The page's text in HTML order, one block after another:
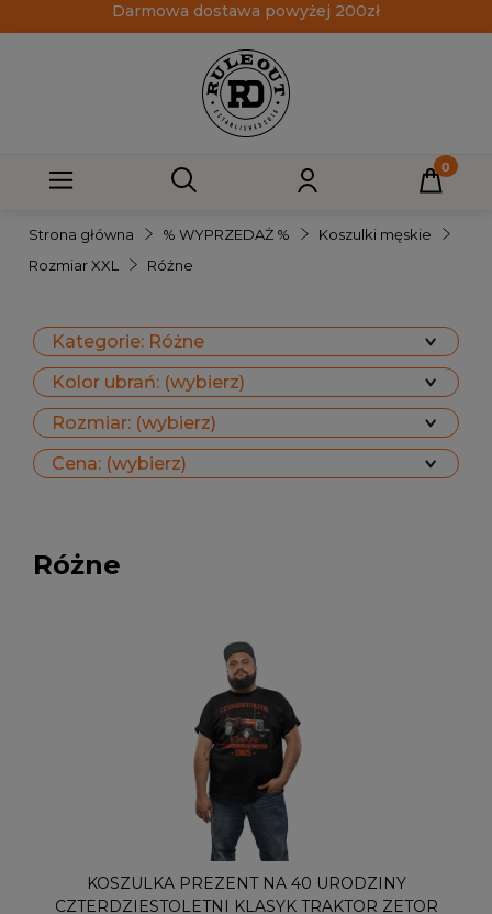
Darmowa dostawa powyżej 200zł
Strona główna % WYPRZEDAŻ %
Koszulki męskie
Rozmiar XXL
Różne
Kategorie: Różne
Kolor ubrań: (wybierz)
Rozmiar: (wybierz)
Cena: (wybierz)
Różne
KOSZULKA PREZENT NA 40 URODZINY
CZTERDZIESTOLETNI KLASYK TRAKTOR ZETOR